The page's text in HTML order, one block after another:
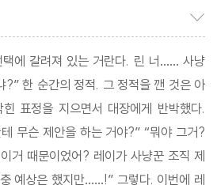
에 갈려져 있는 거란다. 린 너…… 사냥
?” 한 순간의 정적. 그 정적을 깬 것은 아
표정을 지으면서 대장에게 반박했다.
무슨 제안을 하는 거야?” “뭐야 그거?
거 때문이었어? 레이가 사냥꾼 조직 제
예상은 했지만……!” 그렇다. 이번에 레